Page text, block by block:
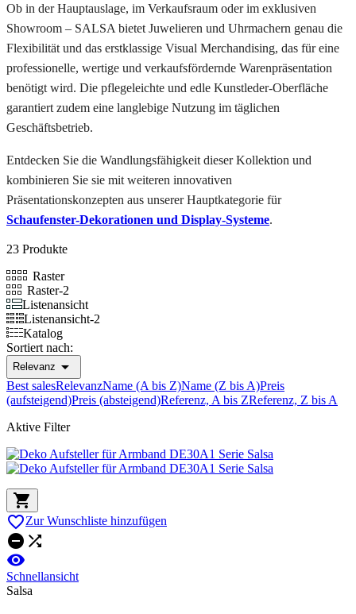
Ob in der Hauptauslage, im Verkaufsraum oder im exklusiven
Showroom – SALSA bietet Juwelieren und Uhrmachern genau die
Flexibilität und das erstklassige Visual Merchandising, das für eine
professionelle, wertige und verkaufsfördernde Warenpräsentation
benötigt wird. Die pflegeleichte und edle Kunstleder-Oberfläche
garantiert zudem eine langlebige Nutzung im täglichen
Geschäftsbetrieb.
Entdecken Sie die Wandlungsfähigkeit dieser Kollektion und
kombinieren Sie sie mit weiteren innovativen
Präsentationskonzepten aus unserer Hauptkategorie für
Schaufenster-Dekorationen und Display-Systeme.
23 Produkte
Raster
Raster-2
Listenansicht
Listenansicht-2
Katalog
Sortiert nach:
Relevanz 
Best salesRelevanzName (A bis Z)Name (Z bis A)Preis
(aufsteigend)Preis (absteigend)Referenz, A bis ZReferenz, Z bis A
Aktive Filter

Zur Wunschliste hinzufügen
 

Schnellansicht
Salsa